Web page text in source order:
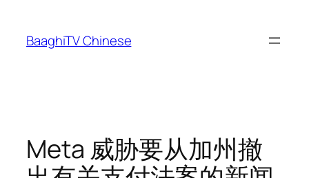
content
BaaghiTV Chinese
Meta 威胁要从加州撤